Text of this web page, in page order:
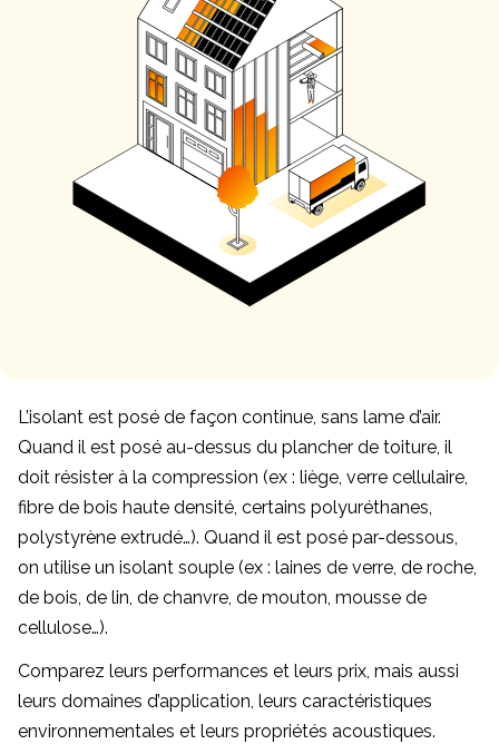
L’isolant est posé de façon continue, sans lame d’air.
Quand il est posé au-dessus du plancher de toiture, il
doit résister à la compression (ex : liège, verre cellulaire,
fibre de bois haute densité, certains polyuréthanes,
polystyrène extrudé…). Quand il est posé par-dessous,
on utilise un isolant souple (ex : laines de verre, de roche,
de bois, de lin, de chanvre, de mouton, mousse de
cellulose…).
Comparez leurs performances et leurs prix, mais aussi
leurs domaines d’application, leurs caractéristiques
environnementales et leurs propriétés acoustiques.